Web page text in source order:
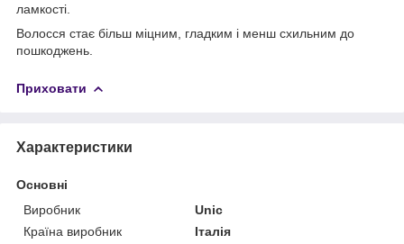
ламкості.
Волосся стає більш міцним, гладким і менш схильним до
пошкоджень.
Приховати
Характеристики
Основні
Виробник
Unic
Країна виробник
Італія